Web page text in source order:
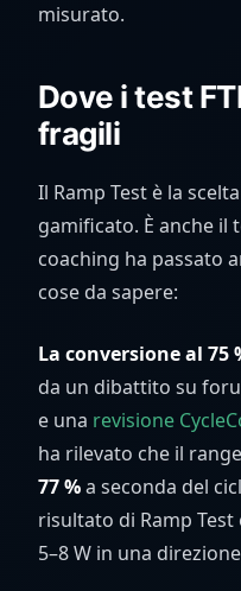
misurato.
Dove i test
fragili
Il Ramp Test è la
gamificato. È anche il
coaching ha passato
cose da sapere:
La conversione al 75
da un dibattito su
e una revisione
ha rilevato che il
77 %a seconda del
risultato di Ramp
5–8 W in una